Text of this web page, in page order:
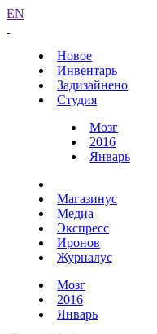
EN
Новое
Инвентарь
Задизайнено
Студия
Мозг
2016
Январь
Магазинус
Медиа
Экспресс
Иронов
Журналус
Мозг
2016
Январь